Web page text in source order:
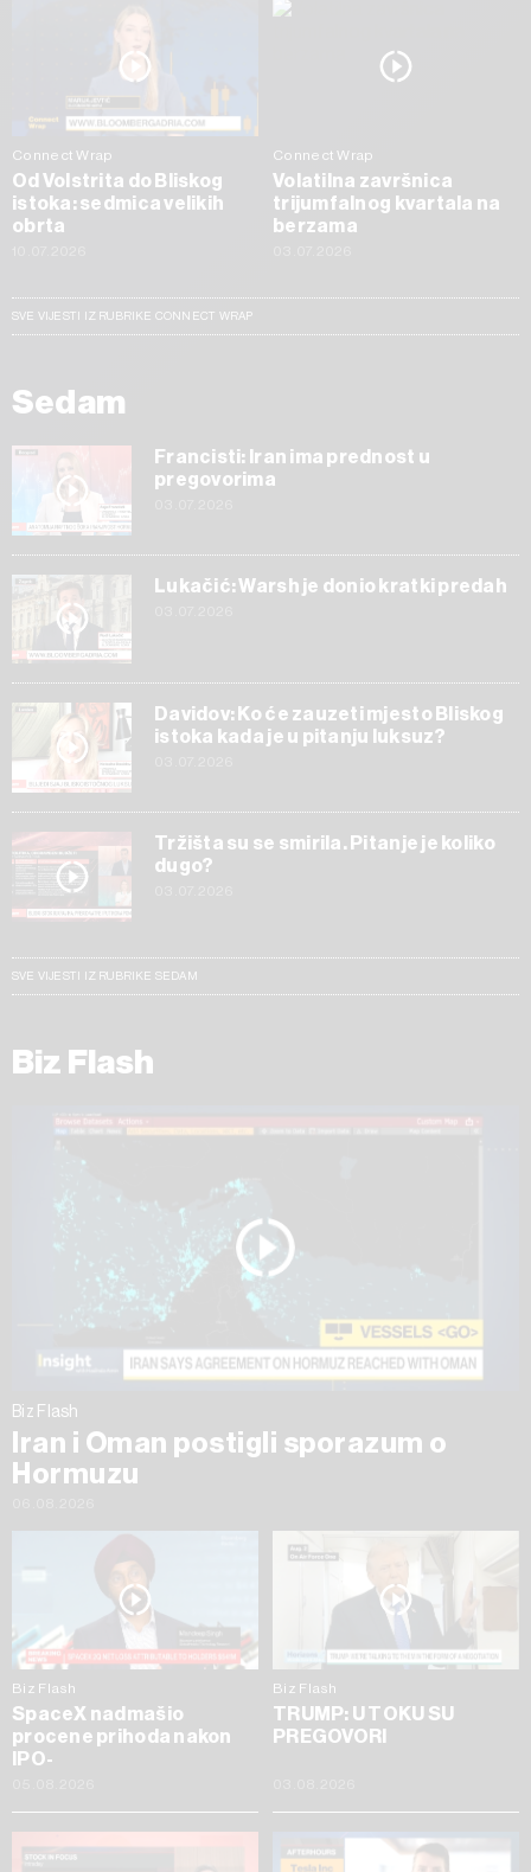
Connect Wrap
Od Volstrita do Bliskog
istoka: sedmica velikih
obrta
Connect Wrap
Volatilna završnica
trijumfalnog kvartala na
berzama
SVE VIJESTI IZ RUBRIKE CONNECT WRAP
Sedam
Francisti: Iran ima prednost u
pregovorima
Lukačić: Warsh je donio kratki predah
Davidov: Ko će zauzeti mjesto Bliskog
istoka kada je u pitanju luksuz?
Tržišta su se smirila. Pitanje je koliko
dugo?
SVE VIJESTI IZ RUBRIKE SEDAM
Biz Flash
Biz Flash
Iran i Oman postigli sporazum o
Hormuzu
Biz Flash
SpaceX nadmašio
procene prihoda nakon
IPO-
Biz Flash
TRUMP: U TOKU SU
PREGOVORI